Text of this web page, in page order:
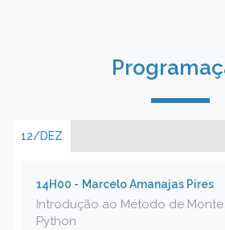
12/DEZ
14H00 - Marcelo Amanajas Pires
Introdução ao Método de
Python